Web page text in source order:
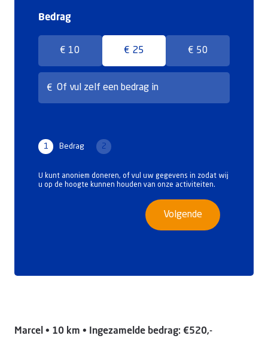
Bedrag
€ 10 € 25 € 50
1 Bedrag 2
U kunt anoniem doneren, of vul uw gegevens in zodat wij
u op de hoogte kunnen houden van onze activiteiten.
Volgende
Marcel • 10 km • Ingezamelde bedrag: €520,-